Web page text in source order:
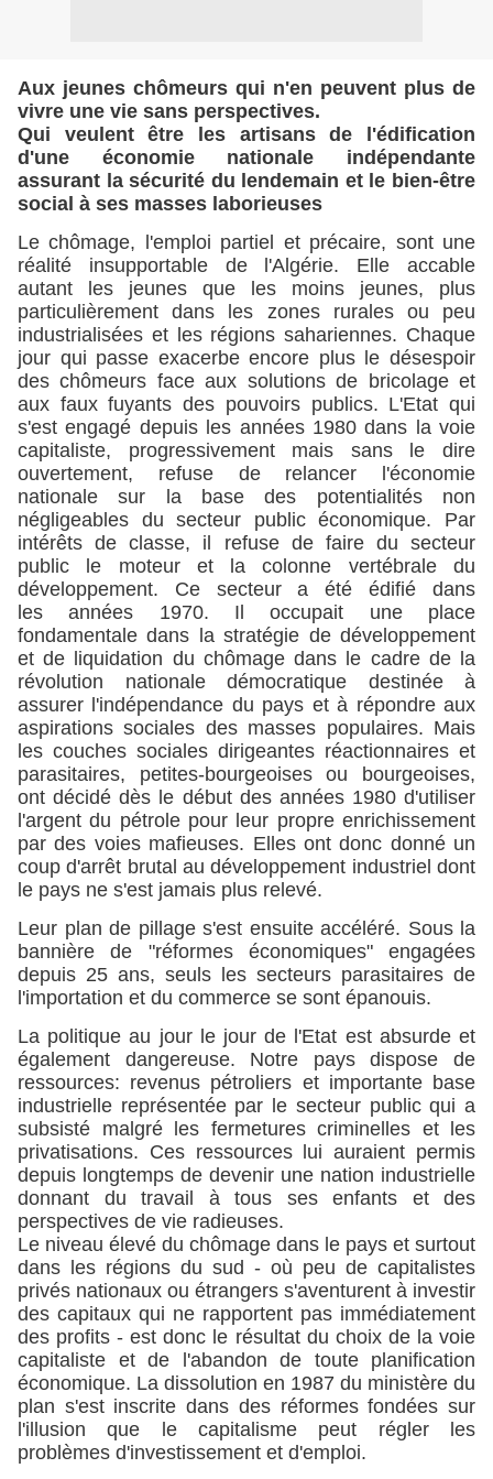
Aux jeunes chômeurs qui n'en peuvent plus de
vivre une vie sans perspectives.
Qui veulent être les artisans de l'édification
d'une économie nationale indépendante
assurant la sécurité du lendemain et le bien-être
social à ses masses laborieuses
Le chômage, l'emploi partiel et précaire, sont une
réalité insupportable de l'Algérie. Elle accable
autant les jeunes que les moins jeunes, plus
particulièrement dans les zones rurales ou peu
industrialisées et les régions sahariennes. Chaque
jour qui passe exacerbe encore plus le désespoir
des chômeurs face aux solutions de bricolage et
aux faux fuyants des pouvoirs publics. L'Etat qui
s'est engagé depuis les années 1980 dans la voie
capitaliste, progressivement mais sans le dire
ouvertement, refuse de relancer l'économie
nationale sur la base des potentialités non
négligeables du secteur public économique. Par
intérêts de classe, il refuse de faire du secteur
public le moteur et la colonne vertébrale du
développement. Ce secteur a été édifié dans
les années 1970. Il occupait une place
fondamentale dans la stratégie de développement
et de liquidation du chômage dans le cadre de la
révolution nationale démocratique destinée à
assurer l'indépendance du pays et à répondre aux
aspirations sociales des masses populaires. Mais
les couches sociales dirigeantes réactionnaires et
parasitaires, petites-bourgeoises ou bourgeoises,
ont décidé dès le début des années 1980 d'utiliser
l'argent du pétrole pour leur propre enrichissement
par des voies mafieuses. Elles ont donc donné un
coup d'arrêt brutal au développement industriel dont
le pays ne s'est jamais plus relevé.
Leur plan de pillage s'est ensuite accéléré. Sous la
bannière de "réformes économiques" engagées
depuis 25 ans, seuls les secteurs parasitaires de
l'importation et du commerce se sont épanouis.
La politique au jour le jour de l'Etat est absurde et
également dangereuse. Notre pays dispose de
ressources: revenus pétroliers et importante base
industrielle représentée par le secteur public qui a
subsisté malgré les fermetures criminelles et les
privatisations. Ces ressources lui auraient permis
depuis longtemps de devenir une nation industrielle
donnant du travail à tous ses enfants et des
perspectives de vie radieuses.
Le niveau élevé du chômage dans le pays et surtout
dans les régions du sud - où peu de capitalistes
privés nationaux ou étrangers s'aventurent à investir
des capitaux qui ne rapportent pas immédiatement
des profits - est donc le résultat du choix de la voie
capitaliste et de l'abandon de toute planification
économique. La dissolution en 1987 du ministère du
plan s'est inscrite dans des réformes fondées sur
l'illusion que le capitalisme peut régler les
problèmes d'investissement et d'emploi.